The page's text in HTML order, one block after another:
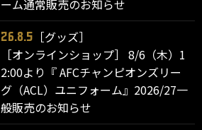
ーム通常販売のお知らせ
26.8.5
［グッズ］
［オンラインショップ］ 8/6（木）1
2:00より『 AFCチャンピオンズリー
グ（ACL）ユニフォーム』2026/27一
般販売のお知らせ